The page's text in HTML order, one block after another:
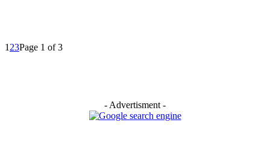
1 23Page 1 of 3
- Advertisment -